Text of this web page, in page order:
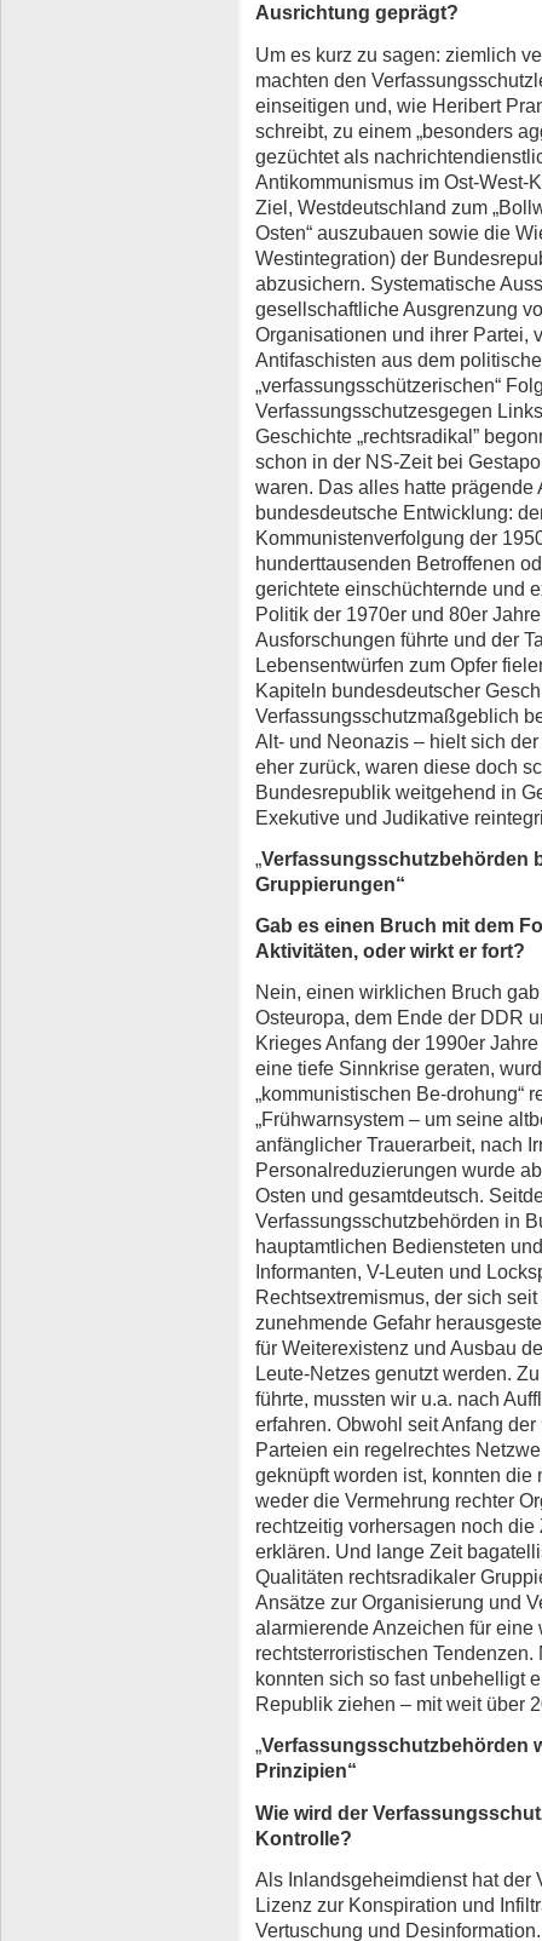
Ausrichtung geprägt?
Um es kurz zu sagen: ziemlich
machten den
einseitigen und, wie Heribert
schreibt, zu einem „besonders
gezüchtet als
Antikommunismus im Ost-West-
Ziel, Westdeutschland zum
Osten“ auszubauen sowie die
Westintegration) der
abzusichern. Systematische
gesellschaftliche Ausgrenzung
Organisationen und ihrer Partei,
Antifaschisten aus dem
„verfassungsschützerischen“
Verfassungsschutzesgegen
Geschichte „rechtsradikal”
schon in der NS-Zeit bei
waren. Das alles hatte prägende
bundesdeutsche Entwicklung:
Kommunistenverfolgung der
hunderttausenden Betroffenen
gerichtete einschüchternde und
Politik der 1970er und 80er
Ausforschungen führte und der
Lebensentwürfen zum Opfer
Kapiteln bundesdeutscher
Verfassungsschutzmaßgeblich
Alt- und Neonazis – hielt sich
eher zurück, waren diese doch
Bundesrepublik weitgehend in
Exekutive und Judikative
„Verfassungsschutzbehörden
Gruppierungen“
Gab es einen Bruch mit dem
Aktivitäten, oder wirkt er fort?
Nein, einen wirklichen Bruch
Osteuropa, dem Ende der DDR
Krieges Anfang der 1990er
eine tiefe Sinnkrise geraten,
„kommunistischen Be-drohung“
„Frühwarnsystem – um seine
anfänglicher Trauerarbeit, nach
Personalreduzierungen wurde
Osten und gesamtdeutsch.
Verfassungsschutzbehörden in
hauptamtlichen Bediensteten
Informanten, V-Leuten und
Rechtsextremismus, der sich
zunehmende Gefahr
für Weiterexistenz und Ausbau
Leute-Netzes genutzt werden.
führte, mussten wir u.a. nach
erfahren. Obwohl seit Anfang
Parteien ein regelrechtes
geknüpft worden ist, konnten
weder die Vermehrung rechter
rechtzeitig vorhersagen noch
erklären. Und lange Zeit
Qualitäten rechtsradikaler
Ansätze zur Organisierung und
alarmierende Anzeichen für
rechtsterroristischen
konnten sich so fast unbehelligt
Republik ziehen – mit weit über
„Verfassungsschutzbehörden
Prinzipien“
Wie wird der
Kontrolle?
Als Inlandsgeheimdienst hat der
Lizenz zur Konspiration und
Vertuschung und